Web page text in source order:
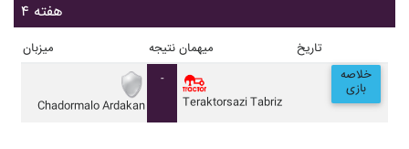
هفته ۴
میزبان نتیجه میهمان تاریخ
Chadormalo Ardakan
-
Teraktorsazi Tabriz
خلاصه
بازی